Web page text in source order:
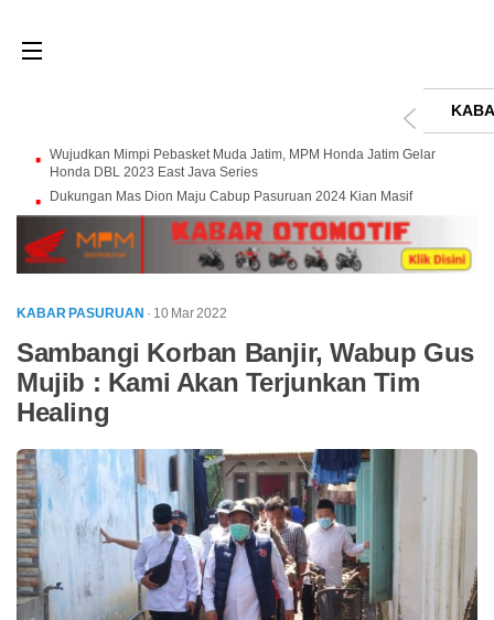
Wujudkan Mimpi Pebasket Muda Jatim, MPM Honda Jatim Gelar
Honda DBL 2023 East Java Series
Dukungan Mas Dion Maju Cabup Pasuruan 2024 Kian Masif
KABAR PASURUAN · 10 Mar 2022
Sambangi Korban Banjir, Wabup Gus
Mujib : Kami Akan Terjunkan Tim
Healing